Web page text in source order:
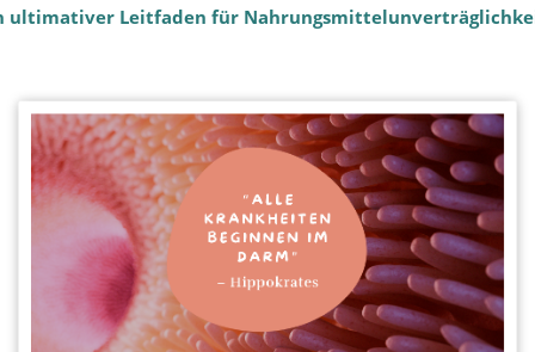
ultimativer Leitfaden für